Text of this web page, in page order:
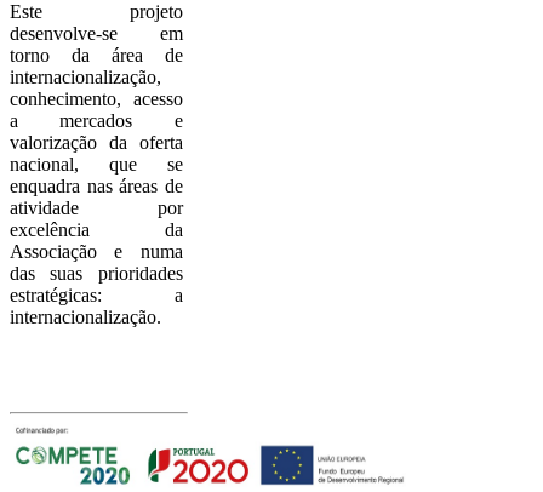
Este projeto
desenvolve-se em
torno da área de
internacionalização,
conhecimento, acesso
a mercados e
valorização da oferta
nacional, que se
enquadra nas áreas de
atividade por
excelência da
Associação e numa
das suas prioridades
estratégicas: a
internacionalização.